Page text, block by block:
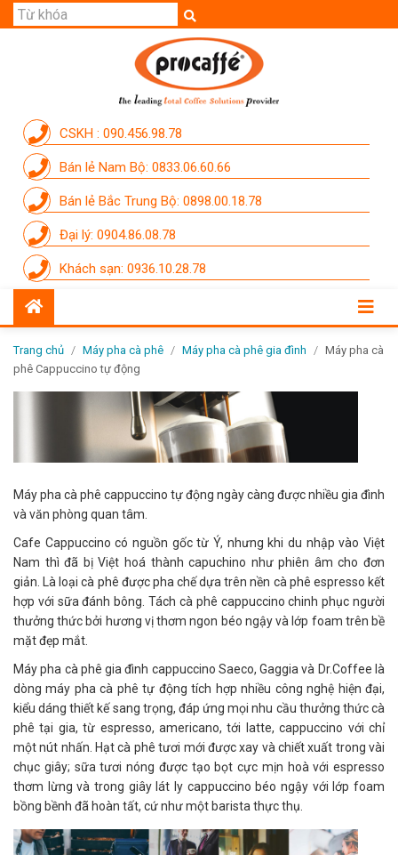
CSKH : 090.456.98.78
Bán lẻ Nam Bộ: 0833.06.60.66
Bán lẻ Bắc Trung Bộ: 0898.00.18.78
Đại lý: 0904.86.08.78
Khách sạn: 0936.10.28.78
DỊCH VỤ
CẨM NANG
THÀNH VIÊN PROCAFFE
KHUYẾN MÃI
SỰ KIỆN THƯƠNG HIỆU
LIÊN HỆ
Trang chủ / Máy pha cà phê / Máy pha cà phê gia đình / Máy pha cà
phê Cappuccino tự động
Máy pha cà phê cappuccino tự động ngày càng được nhiều gia đình
và văn phòng quan tâm.
Cafe Cappuccino có nguồn gốc từ Ý, nhưng khi du nhập vào Việt
Nam thì đã bị Việt hoá thành capuchino như phiên âm cho đơn
giản. Là loại cà phê được pha chế dựa trên nền cà phê espresso kết
hợp với sữa đánh bông. Tách cà phê cappuccino chinh phục người
thưởng thức bởi hương vị thơm ngon béo ngậy và lớp foam trên bề
mặt đẹp mắt.
Máy pha cà phê gia đình cappuccino Saeco, Gaggia và Dr.Coffee là
dòng máy pha cà phê tự động tích hợp nhiều công nghệ hiện đại,
kiểu dáng thiết kế sang trọng, đáp ứng mọi nhu cầu thưởng thức cà
phê tại gia, từ espresso, americano, tới latte, cappuccino với chỉ
một nút nhấn. Hạt cà phê tươi mới được xay và chiết xuất trong vài
chục giây; sữa tươi nóng được tạo bọt cực mịn hoà với espresso
thơm lừng và trong giây lát ly cappuccino béo ngậy với lớp foam
bồng bềnh đã hoàn tất, cứ như một barista thực thụ.